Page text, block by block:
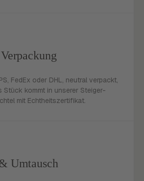
FedEx oder DHL, neutral verpackt,
Stück kommt in unserer Steiger-
mit Echtheitszertifikat.
Umtausch